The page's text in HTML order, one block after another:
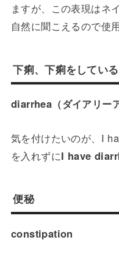
ますが、この表現はネ
自然に聞こえるので使
下痢、下痢をしている
diarrhea（ダイアリー
気を付けたいのが、I
を入れずにI have
便秘
constipation